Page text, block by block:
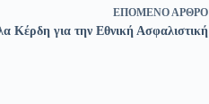
ΕΠΌΜΕΝΟΆΡΘΡΟ
Κέρδη για την Εθνική Ασφαλιστική